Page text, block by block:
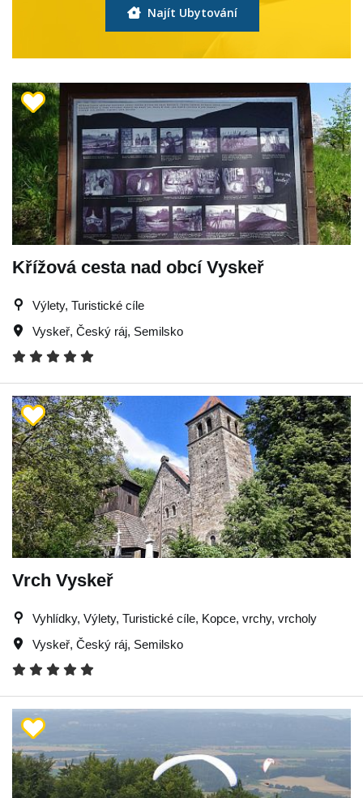
Najít Ubytování
Křížová cesta nad obcí Vyskeř
Výlety, Turistické cíle
Vyskeř, Český ráj, Semilsko
Vrch Vyskeř
Vyhlídky, Výlety, Turistické cíle, Kopce, vrchy, vrcholy
Vyskeř, Český ráj, Semilsko